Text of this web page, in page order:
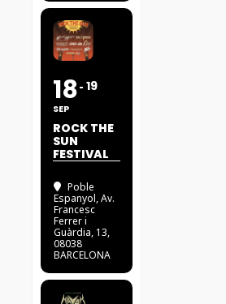
18
SEP
19
ROCK THE
SUN
FESTIVAL
Poble
Espanyol, Av.
Francesc
Ferrer i
Guàrdia, 13,
08038
BARCELONA